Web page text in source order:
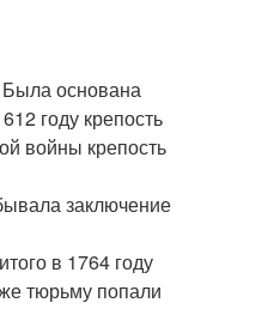
Была основана
году крепость
войны крепость
заключение
в 1764 году
тюрьму попали